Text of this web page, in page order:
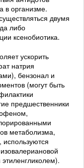
в организме.
двумя
либо
ксенобиотика.
ускорить
натрия
бензонал и
(могут быть
предшественники
метаболизма,